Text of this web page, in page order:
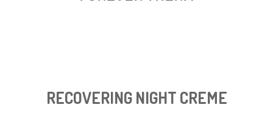
RECOVERING NIGHT CREME